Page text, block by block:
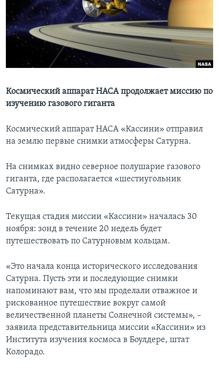
Learning English
СОЦИАЛЬНЫЕ СЕТИ
Языки
Космический аппарат НАСА продолжает миссию по
изучению газового гиганта
Космический аппарат НАСА «Кассини» отправил
на землю первые снимки атмосферы Сатурна.
На снимках видно северное полушарие газового
гиганта, где располагается «шестиугольник
Сатурна».
Текущая стадия миссии «Кассини» началась 30
ноября: зонд в течение 20 недель будет
путешествовать по Сатурновым кольцам.
«Это начала конца исторического исследования
Сатурна. Пусть эти и последующие снимки
напоминают вам, что мы проделали отважное и
рискованное путешествие вокруг самой
величественной планеты Солнечной системы», –
заявила представительница миссии «Кассини» из
Института изучения космоса в Боулдере, штат
Колорадо.